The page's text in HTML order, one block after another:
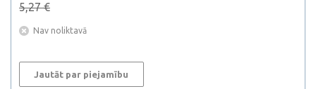
5,27 €
Nav noliktavā
Jautāt par piejamību